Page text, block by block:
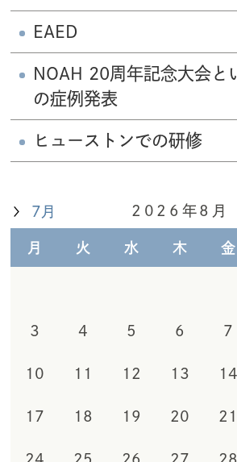
EAED
NOAH 20周年記念大会と
の症例発表
ヒューストンでの研修
2026年8月
月 火 水 木 金
7月
3 4 5 6 7
10 11 12 13 14
17 18 19 20 21
24 25 26 27 28